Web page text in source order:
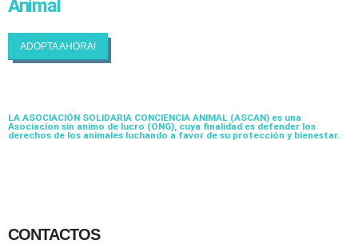
Animal
ADOPTA AHORA!
LA ASOCIACIÓN SOLIDARIA CONCIENCIA ANIMAL (ASCAN) es una
Asociacion sin animo de lucro (ONG), cuya finalidad es defender los
derechos de los animales luchando a favor de su protección y bienestar.
CONTACTOS